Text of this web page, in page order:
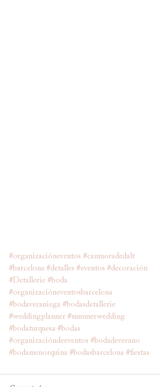
#organizacióneventos #canmoradedalt
#barcelona #detalles #eventos #decoración
#Detallerie #boda
#organizacióneventosbarcelona
#bodaveraniega #bodasdetallerie
#weddingplanner #summerwedding
#bodaturquesa #bodas
#organizacióndeeventos #bodadeverano
#bodamenorquina #bodasbarcelona #fiestas